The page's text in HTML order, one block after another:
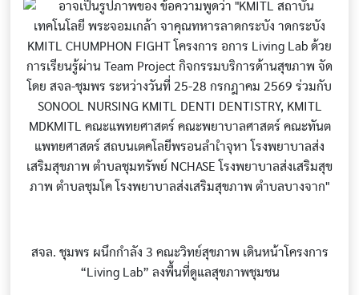
สจล. ชุมพร ผนึกกำลัง 3 คณะวิทย์สุขภาพ เดินหน้าโครงการ
“Living Lab” ลงพื้นที่ดูแลสุขภาพชุมชน